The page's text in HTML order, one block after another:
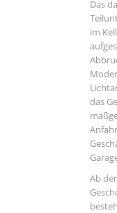
Das
im
das
Ab